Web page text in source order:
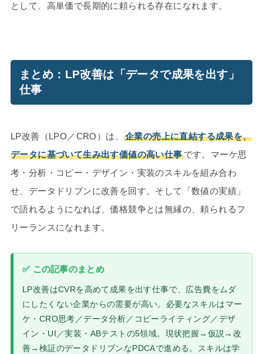
として、高単価で長期的に頼られる存在になれます。
まとめ：LP改善は「データで成果を出す」
仕事
LP改善（LPO／CRO）は、
企業の売上に直結する成果を、
データに基づいて生み出す価値の高い仕事です。マーケ思
考・分析・コピー・デザイン・実装のスキルを組み合わ
せ、データドリブンに改善を回す。そして「数値の実績」
で語れるようになれば、価格競争とは無縁の、頼られるフ
リーランスになれます。
✅ この記事のまとめ
LP改善はCVRを高めて成果を出す仕事で、広告費をムダ
にしたくない企業からの需要が高い。必要なスキルはマー
ケ・CRO思考／データ分析／コピーライティング／デザ
イン・UI／実装・ABテストの5領域。現状把握→仮説→改
善→検証のデータドリブンなPDCAで進める。スキルは学